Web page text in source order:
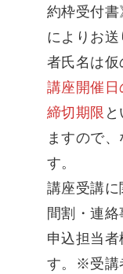
約枠受付書
によりお
者氏名は仮
講座開催日
締切期限
ますので
す。
講座受講
間割・連
申込担当者
す。※受講